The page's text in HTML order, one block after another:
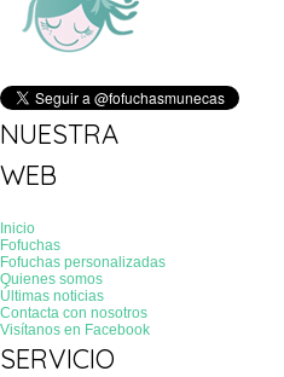
NUESTRA
WEB
Inicio
Fofuchas
Fofuchas personalizadas
Quienes somos
Últimas noticias
Contacta con nosotros
Visítanos en Facebook
SERVICIO